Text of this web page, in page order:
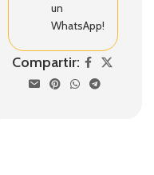
un
WhatsApp!
Compartir: